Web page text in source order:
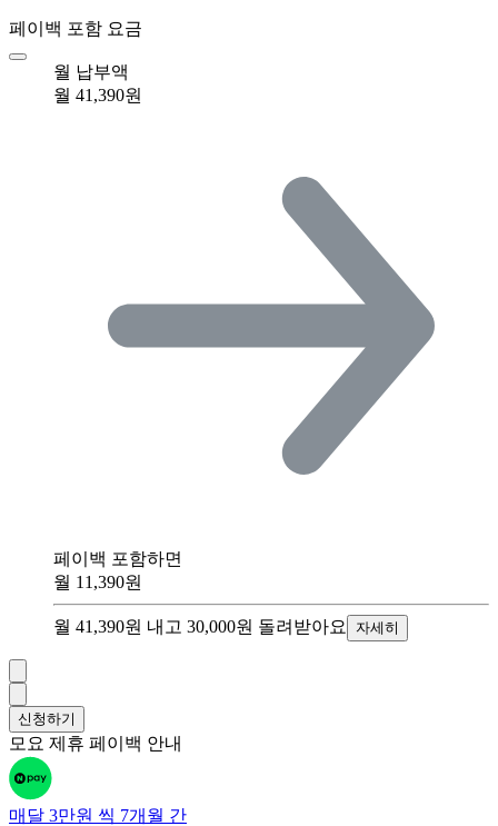
페이백 포함 요금
월 납부액
월 41,390원
페이백 포함하면
월 11,390원
월 41,390원 내고 30,000원 돌려받아요 자세히
신청하기
모요 제휴 페이백 안내
매달 3만원 씩 7개월 간